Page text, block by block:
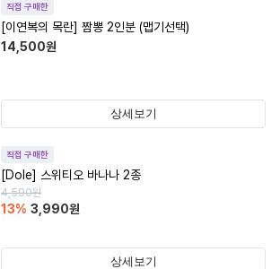
직접 구매한
[이연복의 목란] 짬뽕 2인분 (맵기선택)
14,500원
상세보기
직접 구매한
[Dole] 스위티오 바나나 2종
4,590원
13% 3,990원
상세보기